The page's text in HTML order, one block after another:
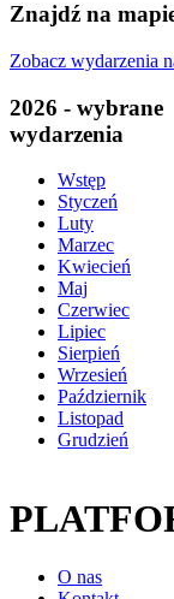
Znajdź na
Zobacz wydarzenia
2026 - wybrane
wydarzenia
Wstęp
Styczeń
Luty
Marzec
Kwiecień
Maj
Czerwiec
Lipiec
Sierpień
Wrzesień
Październik
Listopad
Grudzień
O nas